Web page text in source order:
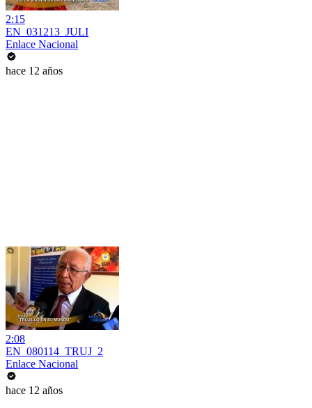
2:15
EN_031213_JULI
Enlace Nacional
hace 12 años
2:08
EN_080114_TRUJ_2
Enlace Nacional
hace 12 años